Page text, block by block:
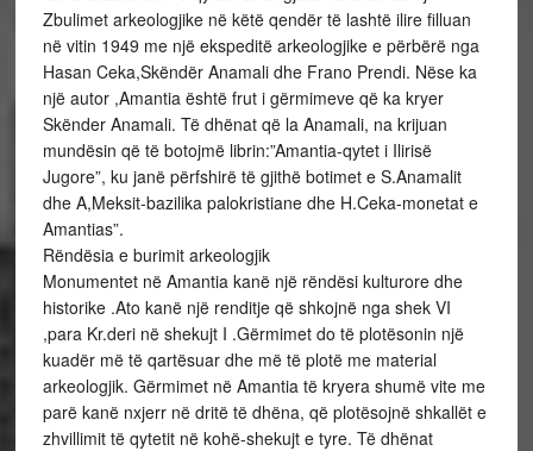
Zbulimet arkeologjike në këtë qendër të lashtë ilire filluan
në vitin 1949 me një ekspeditë arkeologjike e përbërë nga
Hasan Ceka,Skëndër Anamali dhe Frano Prendi. Nëse ka
një autor ,Amantia është frut i gërmimeve që ka kryer
Skënder Anamali. Të dhënat që la Anamali, na krijuan
mundësin që të botojmë librin:”Amantia-qytet i Ilirisë
Jugore”, ku janë përfshirë të gjithë botimet e S.Anamalit
dhe A,Meksit-bazilika palokristiane dhe H.Ceka-monetat e
Amantias”.
Rëndësia e burimit arkeologjik
Monumentet në Amantia kanë një rëndësi kulturore dhe
historike .Ato kanë një renditje që shkojnë nga shek VI
,para Kr.deri në shekujt I .Gërmimet do të plotësonin një
kuadër më të qartësuar dhe më të plotë me material
arkeologjik. Gërmimet në Amantia të kryera shumë vite me
parë kanë nxjerr në dritë të dhëna, që plotësojnë shkallët e
zhvillimit të qytetit në kohë-shekujt e tyre. Të dhënat